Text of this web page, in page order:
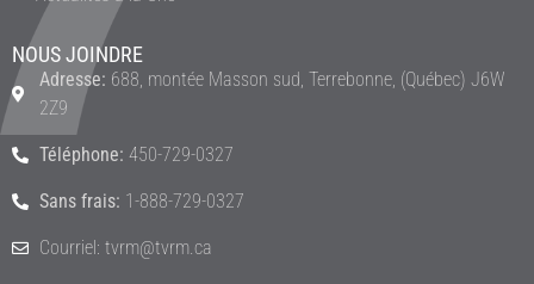
NOUS JOINDRE
Adresse: 688, montée Masson sud, Terrebonne, (Québec) J6W
2Z9
Téléphone: 450-729-0327
Sans frais: 1-888-729-0327
Courriel: tvrm@tvrm.ca